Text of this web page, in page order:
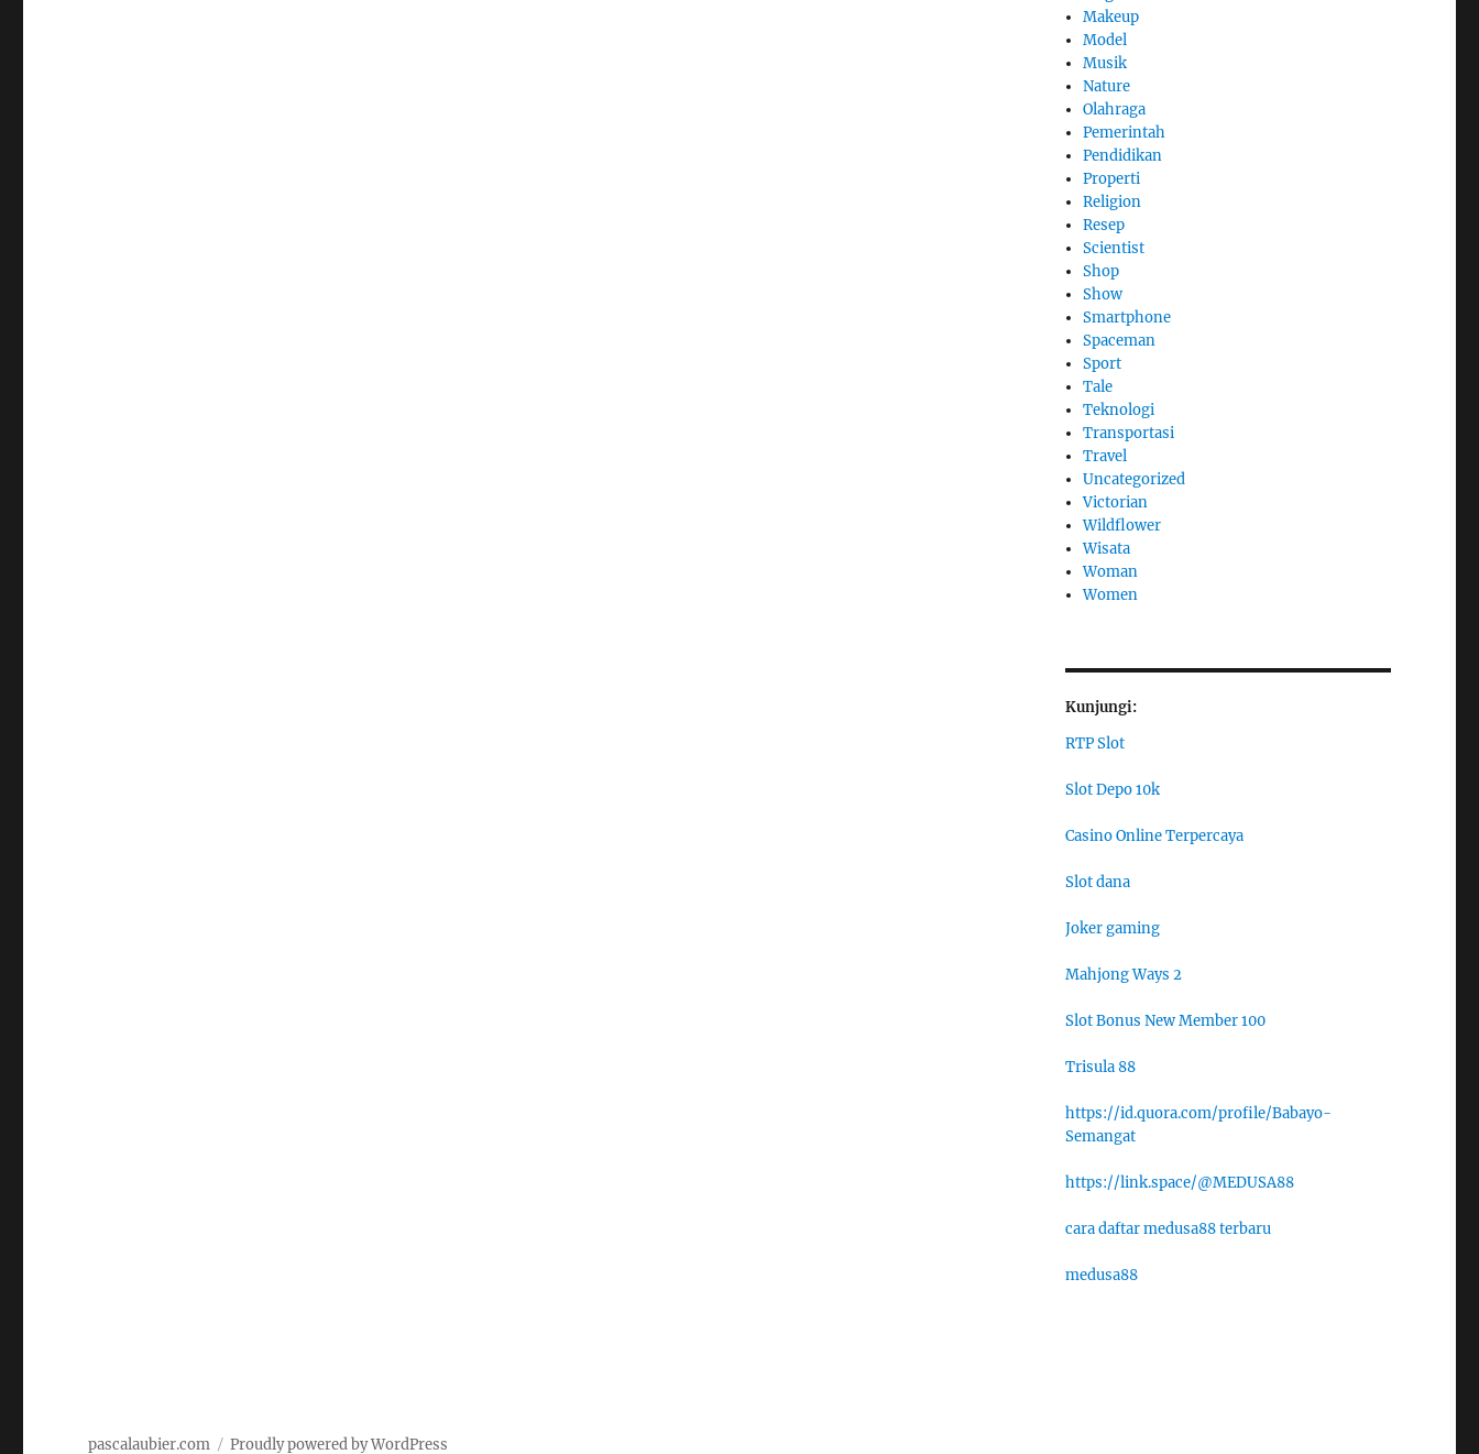
Makeup
Model
Musik
Nature
Olahraga
Pemerintah
Pendidikan
Properti
Religion
Resep
Scientist
Shop
Show
Smartphone
Spaceman
Sport
Tale
Teknologi
Transportasi
Travel
Uncategorized
Victorian
Wildflower
Wisata
Woman
Women
Kunjungi:
RTP Slot
Slot Depo 10k
Casino Online Terpercaya
Slot dana
Joker gaming
Mahjong Ways 2
Slot Bonus New Member 100
Trisula 88
https://id.quora.com/profile/Babayo-
Semangat
https://link.space/@MEDUSA88
cara daftar medusa88 terbaru
medusa88
pascalaubier.com Proudly powered by WordPress